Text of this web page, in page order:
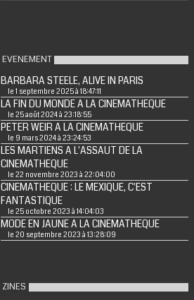
EVENEMENT
BARBARA STEELE, ALIVE IN PARIS
le 1 septembre 2025 à 18:47:11
LA FIN DU MONDE A LA CINEMATHEQUE
le 25 août 2024 à 23:18:55
PETER WEIR A LA CINEMATHEQUE
le 9 mars 2024 à 23:24:53
LES MARTIENS A L'ASSAUT DE LA
CINEMATHEQUE
le 22 novembre 2023 à 22:04:00
CINEMATHEQUE : LE MEXIQUE, C'EST
FANTASTIQUE
le 25 octobre 2023 à 14:04:03
MODE EN JAUNE A LA CINEMATHEQUE
le 20 septembre 2023 à 13:28:09
ZINES